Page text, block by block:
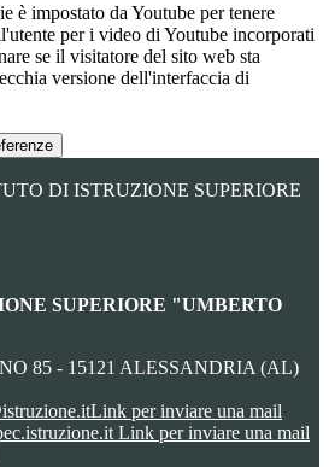
è impostato da Youtube per tenere
per i video di Youtube incorporati
se il visitatore del sito web sta
versione dell'interfaccia di
DI ISTRUZIONE SUPERIORE
SUPERIORE "UMBERTO
85 - 15121 ALESSANDRIA (AL)
Link per inviare una mail
Link per inviare una mail